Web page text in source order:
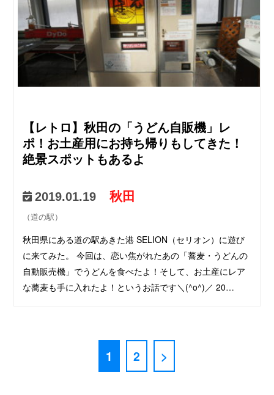
【レトロ】秋田の「うどん自販機」レ
ポ！お土産用にお持ち帰りもしてきた！
絶景スポットもあるよ
2019.01.19 秋田
（道の駅）
秋田県にある道の駅あきた港 SELION（セリオン）に遊び
に来てみた。 今回は、恋い焦がれたあの「蕎麦・うどんの
自動販売機」でうどんを食べたよ！そして、お土産にレア
な蕎麦も手に入れたよ！というお話です＼(^o^)／ 20…
1 2 >